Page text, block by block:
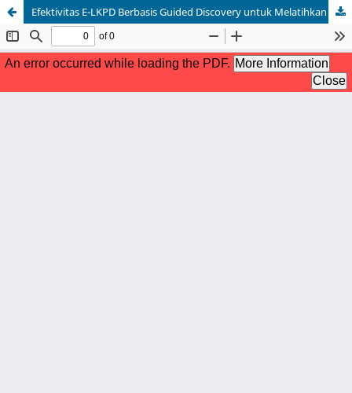
Efektivitas E-LKPD Berbasis Guided Discovery untuk Melatihkan Keterampilan Berpikir Kritis Siswa Kelas XII pada Materi Pertumbuhan dan Perkembangan